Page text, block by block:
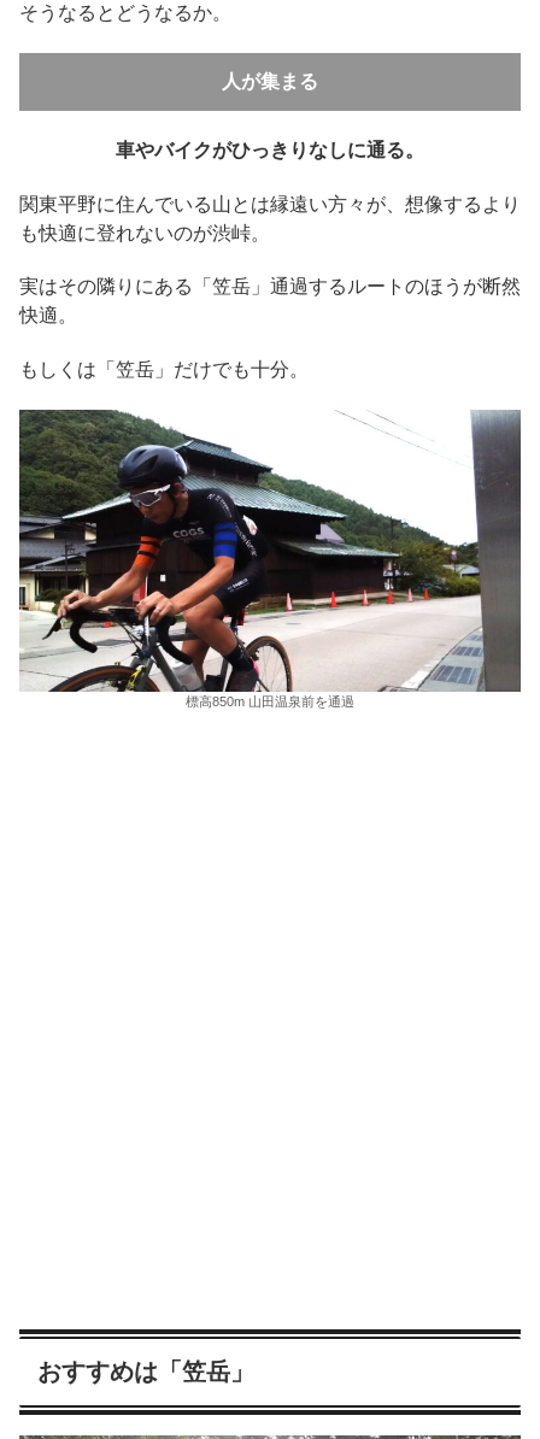
そうなるとどうなるか。
人が集まる
車やバイクがひっきりなしに通る。
関東平野に住んでいる山とは縁遠い方々が、想像するより
も快適に登れないのが渋峠。
実はその隣りにある「笠岳」通過するルートのほうが断然
快適。
もしくは「笠岳」だけでも十分。
標高850m 山田温泉前を通過
おすすめは「笠岳」